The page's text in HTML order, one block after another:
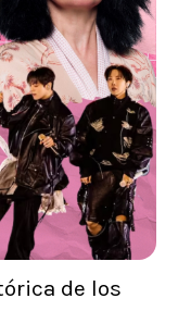
de los